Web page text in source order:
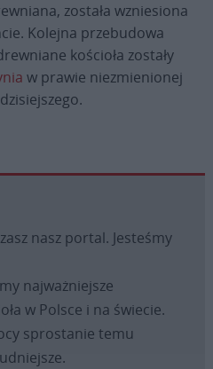
została wzniesiona
Kolejna przebudowa
kościoła zostały
w prawie niezmienionej
nasz portal. Jesteśmy
najważniejsze
w Polsce i na świecie.
sprostanie temu